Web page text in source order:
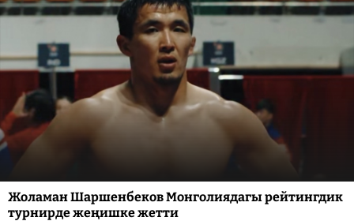
Жоламан Шаршенбеков Монголиядагы рейтингдик
турнирде жеңишке жетти